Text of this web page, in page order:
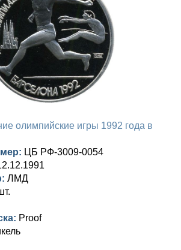
Валахии
1740)
олимпийские игры 1992 года в
ЦБ РФ-3009-0054
ЛМД
Proof